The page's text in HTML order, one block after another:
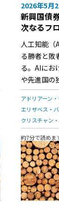
2026年5月
新興国債
次なるフ
人工知能（
る勝者と敗
る。AIにお
や先進国
アドリアーン
エリザベス・
クリスチャン
約7分で読めま